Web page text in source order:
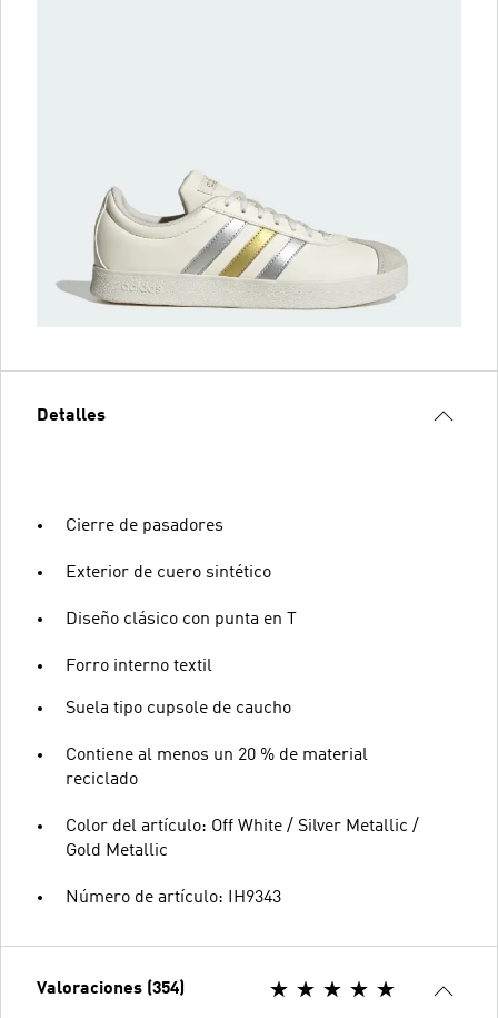
Detalles
Cierre de pasadores
Exterior de cuero sintético
Diseño clásico con punta en T
Forro interno textil
Suela tipo cupsole de caucho
Contiene al menos un 20 % de material
reciclado
Color del artículo: Off White / Silver Metallic /
Gold Metallic
Número de artículo: IH9343
Valoraciones (354)